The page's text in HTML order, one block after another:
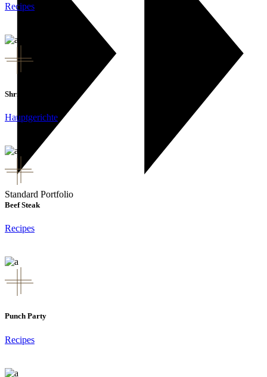
Standard Portfolio
Recipes
Shrimp Pasta
Hauptgerichte
Beef Steak
Recipes
Punch Party
Recipes